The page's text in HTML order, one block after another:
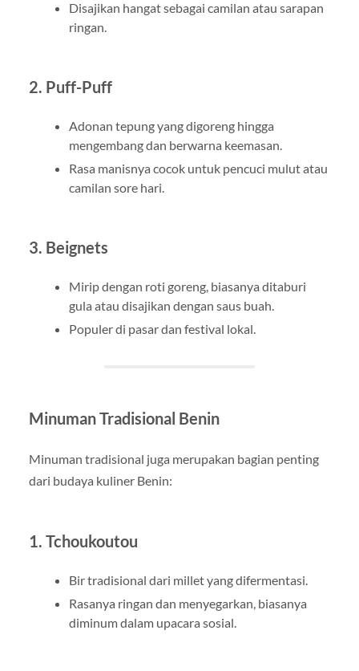
Disajikan hangat sebagai camilan atau sarapan
ringan.
2. Puff-Puff
Adonan tepung yang digoreng hingga
mengembang dan berwarna keemasan.
Rasa manisnya cocok untuk pencuci mulut atau
camilan sore hari.
3. Beignets
Mirip dengan roti goreng, biasanya ditaburi
gula atau disajikan dengan saus buah.
Populer di pasar dan festival lokal.
Minuman Tradisional Benin
Minuman tradisional juga merupakan bagian penting
dari budaya kuliner Benin:
1. Tchoukoutou
Bir tradisional dari millet yang difermentasi.
Rasanya ringan dan menyegarkan, biasanya
diminum dalam upacara sosial.